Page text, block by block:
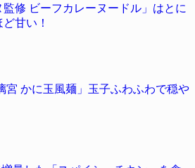
監修 ビーフカレーヌードル」はとに
甘い！
宮 かに玉風麺」玉子ふわふわで穏や